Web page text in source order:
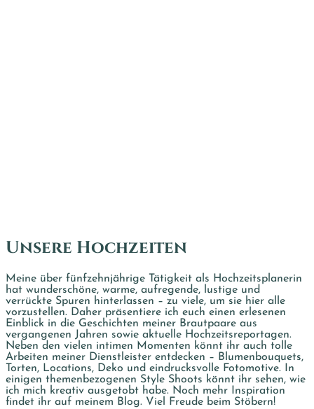
Unsere Hochzeiten
Meine über fünfzehnjährige Tätigkeit als Hochzeitsplanerin
hat wunderschöne, warme, aufregende, lustige und
verrückte Spuren hinterlassen – zu viele, um sie hier alle
vorzustellen. Daher präsentiere ich euch einen erlesenen
Einblick in die Geschichten meiner Brautpaare aus
vergangenen Jahren sowie aktuelle Hochzeitsreportagen.
Neben den vielen intimen Momenten könnt ihr auch tolle
Arbeiten meiner Dienstleister entdecken – Blumenbouquets,
Torten, Locations, Deko und eindrucksvolle Fotomotive. In
einigen themenbezogenen Style Shoots könnt ihr sehen, wie
ich mich kreativ ausgetobt habe. Noch mehr Inspiration
findet ihr auf meinem Blog. Viel Freude beim Stöbern!